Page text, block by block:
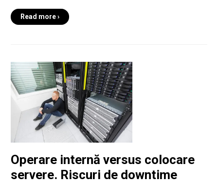
Read more ›
Operare internă versus colocare
servere. Riscuri de downtime